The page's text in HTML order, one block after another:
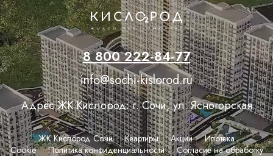
8 800 222-84-77
info@sochi-kislorod.ru
Адрес ЖК Кислород: г. Сочи, ул. Ясногорская
ЖК Кислород Сочи Квартиры Акции
Ипотека
Сookie
Политика конфиденциальности Согласие на обработку